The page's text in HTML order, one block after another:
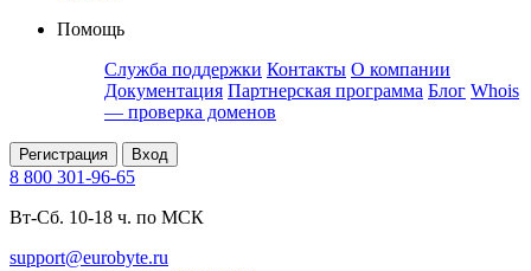
Помощь
Служба поддержки Контакты О компании
Документация Партнерская программа Блог Whois
— проверка доменов
Регистрация Вход
8 800 301-96-65
Вт-Сб. 10-18 ч. по МСК
support@eurobyte.ru